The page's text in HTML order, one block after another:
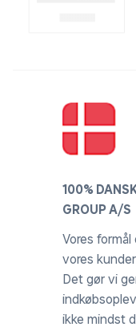
100%
GROUP A/S
Vores
vores
Det gør vi
ikke mindst